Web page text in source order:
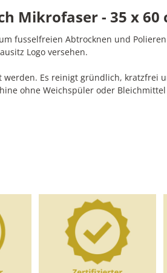
Mikrofaser - 35 x 60
fusselfreien Abtrocknen und
Logo versehen.
Es reinigt gründlich,
ohne Weichspüler oder